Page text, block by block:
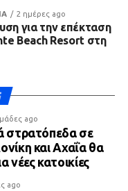
2 ημέρες ago
για την επέκταση
Beach Resort στη
ago
στρατόπεδα σε
και Αχαΐα θα
νέες κατοικίες
ago